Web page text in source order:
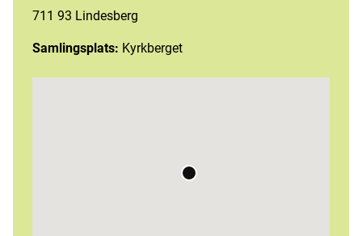
711 93 Lindesberg
Samlingsplats: Kyrkberget